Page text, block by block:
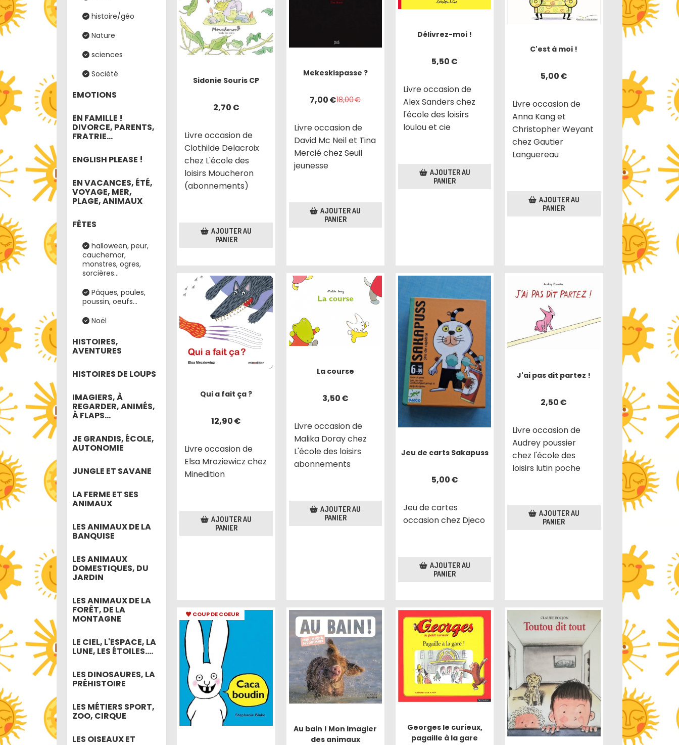
histoire/géo
Nature
sciences
Société
EMOTIONS
EN FAMILLE !
DIVORCE, PARENTS,
FRATRIE...
ENGLISH PLEASE !
EN VACANCES, ÉTÉ,
VOYAGE, MER,
PLAGE, ANIMAUX
FÊTES
halloween, peur,
cauchemar,
monstres, ogres,
sorcières...
Pâques, poules,
poussin, oeufs...
Noël
HISTOIRES,
AVENTURES
HISTOIRES DE LOUPS
IMAGIERS, À
REGARDER, ANIMÉS,
À FLAPS...
JE GRANDIS, ÉCOLE,
AUTONOMIE
JUNGLE ET SAVANE
LA FERME ET SES
ANIMAUX
LES ANIMAUX DE LA
BANQUISE
LES ANIMAUX
DOMESTIQUES, DU
JARDIN
LES ANIMAUX DE LA
FORÊT, DE LA
MONTAGNE
LE CIEL, L'ESPACE, LA
LUNE, LES ÉTOILES....
LES DINOSAURES, LA
PRÉHISTOIRE
LES MÉTIERS SPORT,
ZOO, CIRQUE
LES OISEAUX ET
Sidonie Souris CP
2,70€
Livre occasion de
Clothilde Delacroix
chez L'école des
loisirs Moucheron
(abonnements)
AJOUTER AU
PANIER
Mekeskispasse ?
7,00€18,00€
Livre occasion de
David Mc Neil et Tina
Mercié chez Seuil
jeunesse
AJOUTER AU
PANIER
Délivrez-moi !
5,50€
Livre occasion de
Alex Sanders chez
l'école des loisirs
loulou et cie
AJOUTER AU
PANIER
C'est à moi !
5,00€
Livre occasion de
Anna Kang et
Christopher Weyant
chez Gautier
Languereau
AJOUTER AU
PANIER
Qui a fait ça ?
12,90€
Livre occasion de
Elsa Mroziewicz chez
Minedition
AJOUTER AU
PANIER
La course
3,50€
Livre occasion de
Malika Doray chez
L'école des loisirs
abonnements
AJOUTER AU
PANIER
Jeu de carts Sakapuss
5,00€
Jeu de cartes
occasion chez Djeco
AJOUTER AU
PANIER
J'ai pas dit partez !
2,50€
Livre occasion de
Audrey poussier
chez l'école des
loisirs lutin poche
AJOUTER AU
PANIER
COUP DE COEUR
Au bain ! Mon imagier
des animaux
Georges le curieux,
pagaille à la gare